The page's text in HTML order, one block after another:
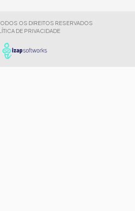
OS DIREITOS RESERVADOS
DE PRIVACIDADE